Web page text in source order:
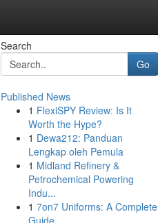
Search
Go
Published News
1 FlexiSPY Review: Is It
Worth the Hype?
1 Dewa212: Panduan
Lengkap oleh Pemula
1 Midland Refinery &
Petrochemical Powering
Indu...
1 7on7 Uniforms: A Complete
Guide